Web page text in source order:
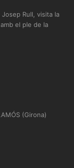
Rull, visita la
el ple de la
(Girona)